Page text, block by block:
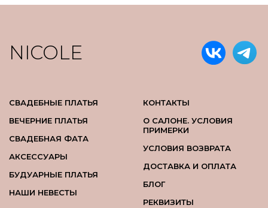
NICOLE
СВАДЕБНЫЕ ПЛАТЬЯ
ВЕЧЕРНИЕ ПЛАТЬЯ
СВАДЕБНАЯ ФАТА
АКСЕССУАРЫ
БУДУАРНЫЕ ПЛАТЬЯ
НАШИ НЕВЕСТЫ
КОНТАКТЫ
О САЛОНЕ. УСЛОВИЯ
ПРИМЕРКИ
УСЛОВИЯ ВОЗВРАТА
ДОСТАВКА И ОПЛАТА
БЛОГ
РЕКВИЗИТЫ